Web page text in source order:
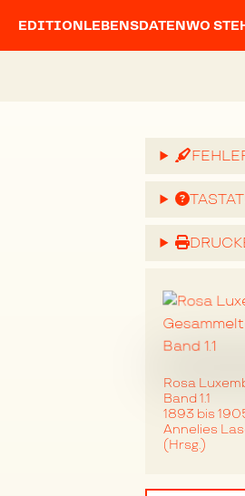
EDITIONLEBENSDATENWO
Rosa
Band 1.1
1893 bis
Annelies
(Hrsg.)